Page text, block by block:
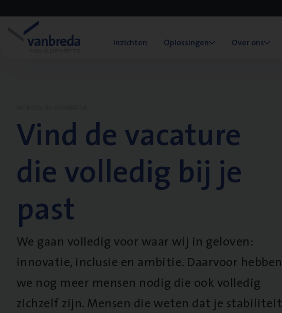
Inzichten Oplossingen Over ons
Vind de vacature
die volledig bij je
past
We gaan volledig voor waar wij in geloven:
innovatie, inclusie en ambitie. Daarvoor hebben
we nog meer mensen nodig die ook volledig
zichzelf zijn. Mensen die weten dat je stabiliteit